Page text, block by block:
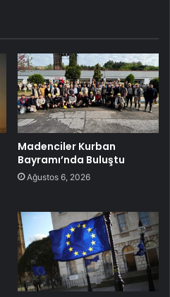
Madenciler Kurban
Bayramı’nda Buluştu
Ağustos 6, 2026